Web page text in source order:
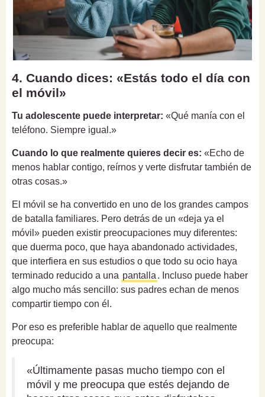
4. Cuando dices: «Estás todo el día con
el móvil»
Tu adolescente puede interpretar: «Qué manía con el
teléfono. Siempre igual.»
Cuando lo que realmente quieres decir es: «Echo de
menos hablar contigo, reírnos y verte disfrutar también de
otras cosas.»
El móvil se ha convertido en uno de los grandes campos
de batalla familiares. Pero detrás de un «deja ya el
móvil» pueden existir preocupaciones muy diferentes:
que duerma poco, que haya abandonado actividades,
que interfiera en sus estudios o que todo su ocio haya
terminado reducido a una pantalla . Incluso puede haber
algo mucho más sencillo: sus padres echan de menos
compartir tiempo con él.
Por eso es preferible hablar de aquello que realmente
preocupa:
«Últimamente pasas mucho tiempo con el
móvil y me preocupa que estés dejando de